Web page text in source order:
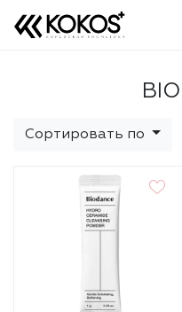
Сортировать по